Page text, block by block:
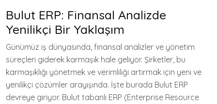
Bulut ERP: Finansal Analizde
Yenilikçi Bir Yaklaşım
Günümüz iş dünyasında, finansal analizler ve yönetim
süreçleri giderek karmaşık hale geliyor. Şirketler, bu
karmaşıklığı yönetmek ve verimliliği artırmak için yeni ve
yenilikçi çözümler arayışında. İşte burada Bulut ERP
devreye giriyor. Bulut tabanlı ERP (Enterprise Resource